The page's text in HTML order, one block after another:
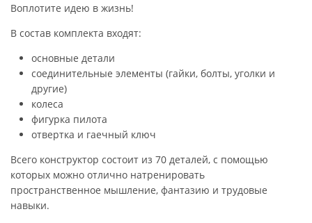
Воплотите идею в жизнь!
В состав комплекта входят:
основные детали
соединительные элементы (гайки, болты, уголки и
другие)
колеса
фигурка пилота
отвертка и гаечный ключ
Всего конструктор состоит из 70 деталей, с помощью
которых можно отлично натренировать
пространственное мышление, фантазию и трудовые
навыки.